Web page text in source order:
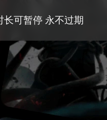
长可暂停 永不过期